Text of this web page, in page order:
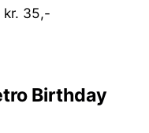
kr. 35,-
Birthday